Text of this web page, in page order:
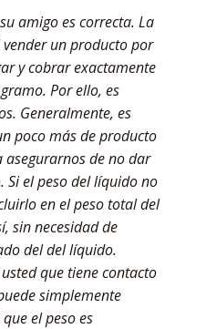
amigo es correcta. La
un producto por
y cobrar exactamente
Por ello, es
Generalmente, es
poco más de producto
asegurarnos de no dar
Si el peso del líquido no
en el peso total del
sin necesidad de
del del líquido.
que tiene contacto
simplemente
el peso es